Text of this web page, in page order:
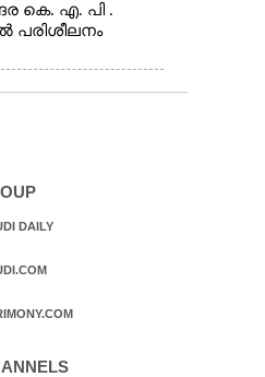
കെ. എ. പി .
പരിശീലനം
DAILY